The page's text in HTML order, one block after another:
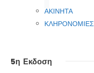
ΑΚΙΝΗΤΑ
ΚΛΗΡΟΝΟΜΙΕΣ
5η Εκδοση